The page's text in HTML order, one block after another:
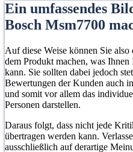
Ein umfassendes
Bosch Msm7700
Auf diese Weise können Sie
dem Produkt machen, was
kann. Sie sollten dabei jedoch
Bewertungen der Kunden auch
und somit vor allem das
Personen darstellen.
Daraus folgt, dass nicht jede
übertragen werden kann.
ausschließlich auf derartige